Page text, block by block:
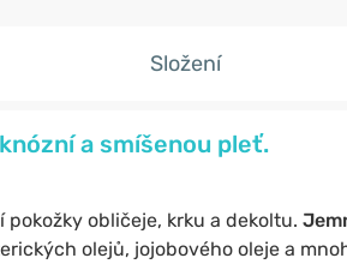
Složení
a smíšenou pleť.
obličeje, krku a dekoltu.
olejů, jojobového oleje a